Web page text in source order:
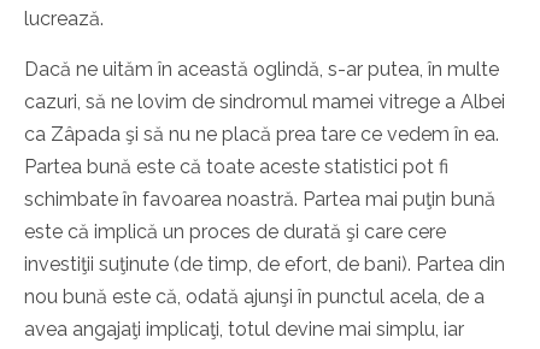
lucrează.
Dacă ne uităm în această oglindă, s-ar putea, în multe
cazuri, să ne lovim de sindromul mamei vitrege a Albei
ca Zâpada şi să nu ne placă prea tare ce vedem în ea.
Partea bună este că toate aceste statistici pot fi
schimbate în favoarea noastră. Partea mai puţin bună
este că implică un proces de durată şi care cere
investiţii suţinute (de timp, de efort, de bani). Partea din
nou bună este că, odată ajunşi în punctul acela, de a
avea angajaţi implicaţi, totul devine mai simplu, iar